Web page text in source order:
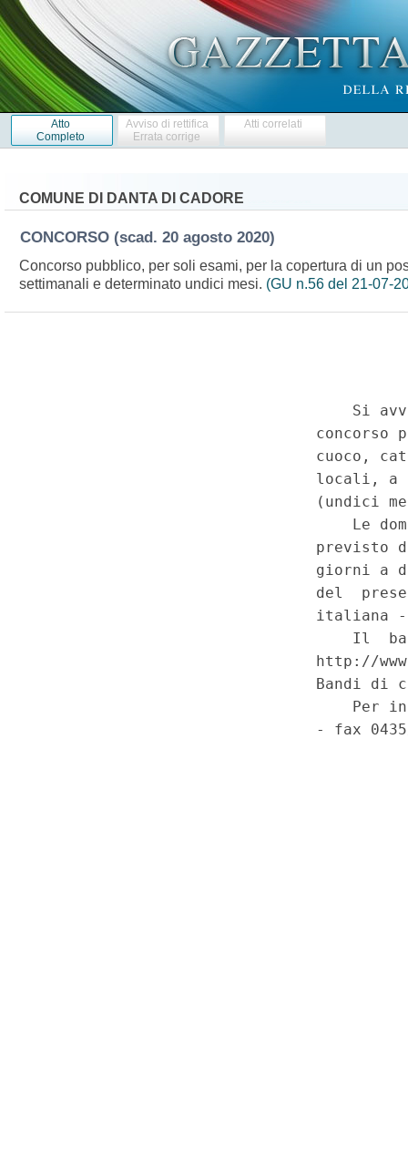
Atto
Completo
Avviso di rettifica
Errata corrige
Atti correlati
COMUNE DI DANTA DI CADORE
CONCORSO (scad. 20 agosto 2020)
Concorso pubblico, per soli esami, per la copertura di un
settimanali e determinato undici mesi. (GU n.56 del 21-07-